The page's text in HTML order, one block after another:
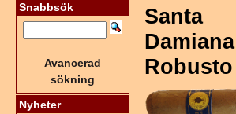
Santa
Damiana
Robusto
Snabbsök
Avancerad
sökning
Nyheter